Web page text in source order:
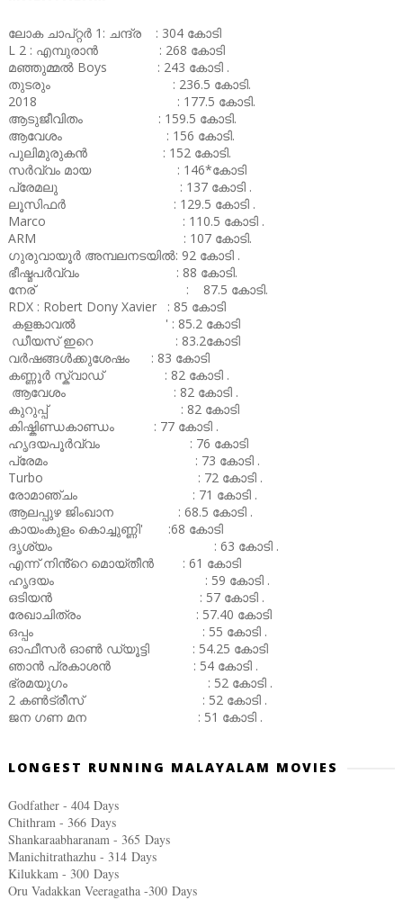
ലോക ചാപ്റ്റർ 1: ചന്ദ്ര : 304 കോടി
L 2 : എമ്പുരാൻ : 268 കോടി
മഞ്ഞുമ്മൽ Boys : 243 കോടി .
തുടരും : 236.5 കോടി.
2018 : 177.5 കോടി.
ആടുജീവിതം : 159.5 കോടി.
ആവേശം : 156 കോടി.
പുലിമുരുകൻ : 152 കോടി.
സർവ്വം മായ : 146*കോടി
പ്രേമലു : 137 കോടി .
ലൂസിഫർ : 129.5 കോടി .
Marco : 110.5 കോടി .
ARM : 107 കോടി.
ഗുരുവായൂർ അമ്പലനടയിൽ: 92 കോടി .
ഭീഷ്മപർവ്വം : 88 കോടി.
നേര് : 87.5 കോടി.
RDX : Robert Dony Xavier : 85 കോടി
കളങ്കാവൽ ' : 85.2 കോടി
ഡീയസ് ഇറെ : 83.2കോടി
വർഷങ്ങൾക്കുശേഷം : 83 കോടി
കണ്ണൂർ സ്ക്വാഡ് : 82 കോടി .
ആവേശം : 82 കോടി .
കുറുപ്പ് : 82 കോടി
കിഷ്കിണ്ഡകാണ്ഡം : 77 കോടി .
ഹൃദയപൂർവ്വം : 76 കോടി
പ്രേമം : 73 കോടി .
Turbo : 72 കോടി .
രോമാഞ്ചം : 71 കോടി .
ആലപ്പുഴ ജിംഖാന : 68.5 കോടി .
കായംകുളം കൊച്ചുണ്ണി' :68 കോടി
ദൃശ്യം : 63 കോടി .
എന്ന് നിൻ്റെ മൊയ്തീൻ : 61 കോടി
ഹൃദയം : 59 കോടി .
ഒടിയൻ : 57 കോടി .
രേഖാചിത്രം : 57.40 കോടി
ഒപ്പം : 55 കോടി .
ഓഫീസർ ഓൺ ഡ്യൂട്ടി : 54.25 കോടി
ഞാൻ പ്രകാശൻ : 54 കോടി .
ഭ്രമയുഗം : 52 കോടി .
2 കൺട്രീസ് : 52 കോടി .
ജന ഗണ മന : 51 കോടി .
LONGEST RUNNING MALAYALAM MOVIES
Godfather - 404 Days
Chithram - 366 Days
Shankaraabharanam - 365 Days
Manichitrathazhu - 314 Days
Kilukkam - 300 Days
Oru Vadakkan Veeragatha -300 Days